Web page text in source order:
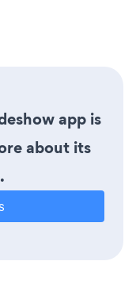
app is
about its